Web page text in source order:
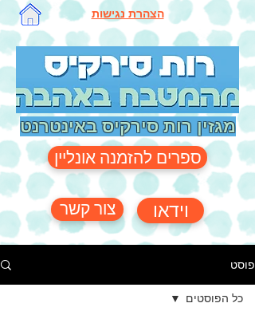
הצהרת נגישות
מגזין רות סירקיס באינטרנט
ספרים להזמנה אונליין
צור קשר וידאו
פוסט
כל הפוסטים